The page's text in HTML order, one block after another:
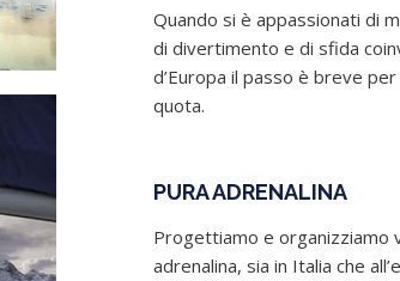
Quando si è appassionati di
di divertimento e di sfida
d’Europa il passo è breve
quota.
PURA ADRENALINA
Progettiamo e organizziamo
adrenalina, sia in Italia che